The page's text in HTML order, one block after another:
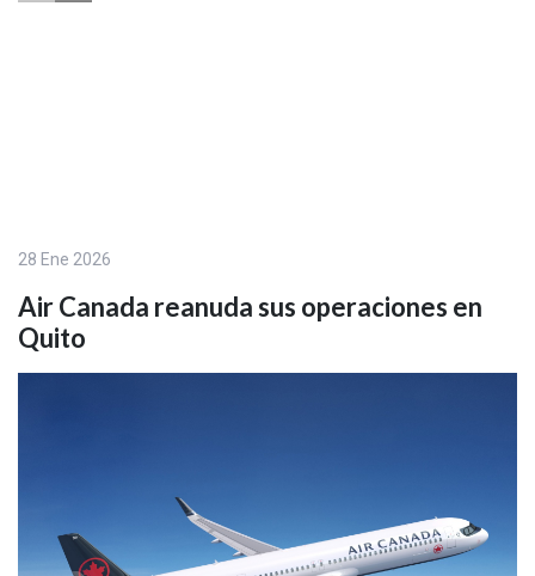
28 Ene 2026
Air Canada reanuda sus operaciones en
Quito